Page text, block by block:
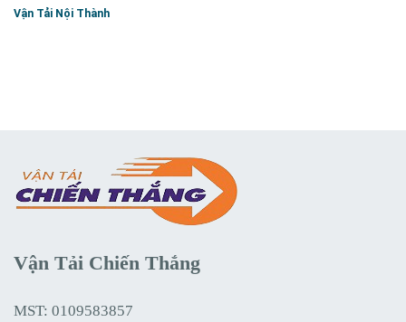
Vận Tải Nội Thành
Vận Tải Chiến Thắng
MST: 0109583857